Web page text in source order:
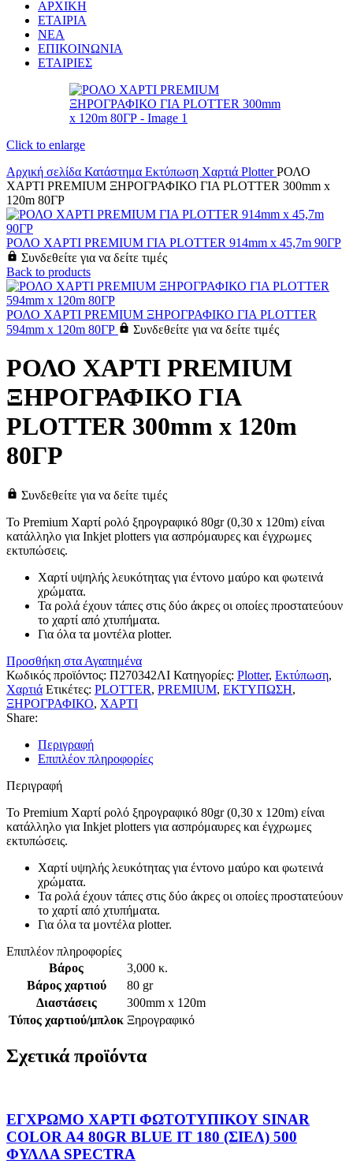
ΑΡΧΙΚΗ
ΕΤΑΙΡΙΑ
ΝΕΑ
ΕΠΙΚΟΙΝΩΝΙΑ
ΕΤΑΙΡΙΕΣ
Click to enlarge
Αρχική σελίδα Κατάστημα Εκτύπωση Χαρτιά PlotterΡΟΛΟ
ΧΑΡΤΙ PREMIUM ΞΗΡΟΓΡΑΦΙΚΟ ΓΙΑ PLOTTER 300mm x
120m 80ΓΡ
ΡΟΛΟ ΧΑΡΤΙ PREMIUM ΓΙΑ PLOTTER 914mm x 45,7m 90ΓΡ
Συνδεθείτε για να δείτε τιμές
Back to products
ΡΟΛΟ ΧΑΡΤΙ PREMIUM ΞΗΡΟΓΡΑΦΙΚΟ ΓΙΑ PLOTTER
594mm x 120m 80ΓΡ
Συνδεθείτε για να δείτε τιμές
ΡΟΛΟ ΧΑΡΤΙ PREMIUM
ΞΗΡΟΓΡΑΦΙΚΟ ΓΙΑ
PLOTTER 300mm x 120m
80ΓΡ
Συνδεθείτε για να δείτε τιμές
Το Premium Χαρτί ρολό ξηρογραφικό 80gr (0,30 x 120m) είναι
κατάλληλο για Inkjet plotters για ασπρόμαυρες και έγχρωμες
εκτυπώσεις.
Χαρτί υψηλής λευκότητας για έντονο μαύρο και φωτεινά
χρώματα.
Τα ρολά έχουν τάπες στις δύο άκρες οι οποίες προστατεύουν
το χαρτί από χτυπήματα.
Για όλα τα μοντέλα plotter.
Προσθήκη στα Αγαπημένα
Κωδικός προϊόντος: Π270342ΛΙ Κατηγορίες: Plotter, Εκτύπωση,
Χαρτιά Ετικέτες: PLOTTER, PREMIUM, ΕΚΤΥΠΩΣΗ,
ΞΗΡΟΓΡΑΦΙΚΟ, ΧΑΡΤΙ
Share:
Περιγραφή
Επιπλέον πληροφορίες
Περιγραφή
Το Premium Χαρτί ρολό ξηρογραφικό 80gr (0,30 x 120m) είναι
κατάλληλο για Inkjet plotters για ασπρόμαυρες και έγχρωμες
εκτυπώσεις.
Χαρτί υψηλής λευκότητας για έντονο μαύρο και φωτεινά
χρώματα.
Τα ρολά έχουν τάπες στις δύο άκρες οι οποίες προστατεύουν
το χαρτί από χτυπήματα.
Για όλα τα μοντέλα plotter.
Επιπλέον πληροφορίες
Βάρος
3,000 κ.
Βάρος χαρτιού
80 gr
Διαστάσεις
300mm x 120m
Τύπος χαρτιού/μπλοκ Ξηρογραφικό
Σχετικά προϊόντα
ΕΓΧΡΩΜΟ ΧΑΡΤΙ ΦΩΤΟΤΥΠΙΚΟΥ SINAR
COLOR A4 80GR BLUE IT 180 (ΣΙΕΛ) 500
ΦΥΛΛΑ SPECTRA